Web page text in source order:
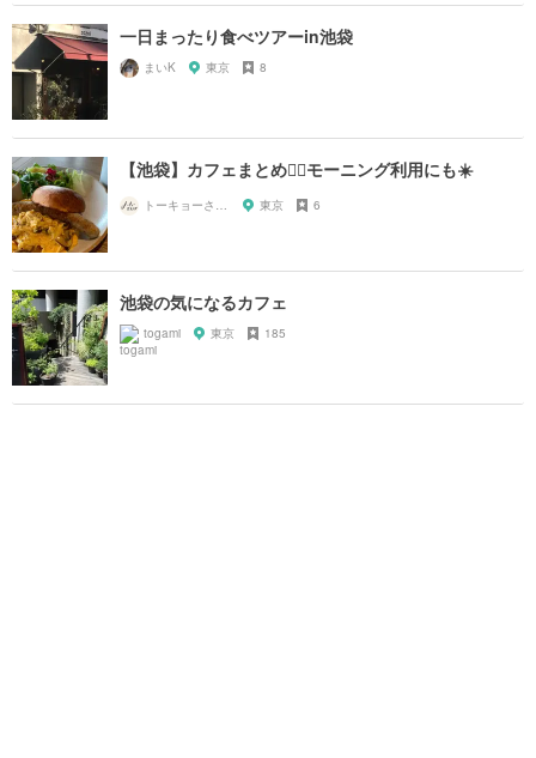
一日まったり食べツアーin池袋
まいK 東京 8
【池袋】カフェまとめ🚶‍♀️モーニング利用にも☀️
トーキョーさんぽ 東京 6
池袋の気になるカフェ
togami 東京 185